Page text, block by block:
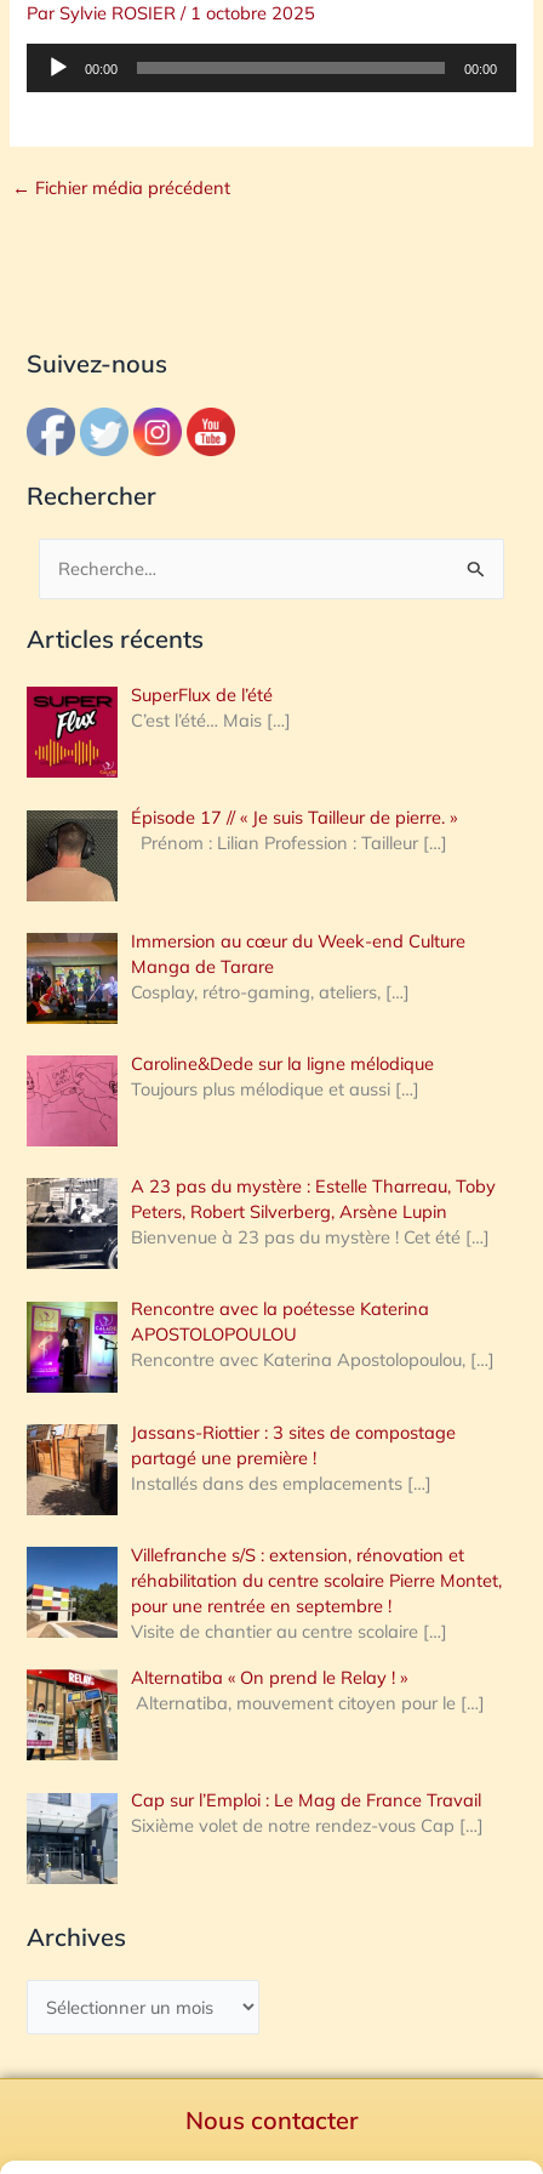
ParSylvie ROSIER/ 1 octobre 2025
Lecteur
00:00 00:00
← Fichier média précédent
Suivez-nous
Rechercher
c
e
r
c
h
e
:
Articles récents
SuperFlux de l’été
C’est l’été… Mais […]
Épisode 17 // « Je suis Tailleur de pierre. »
Prénom : Lilian Profession : Tailleur […]
Immersion au cœur du Week-end Culture
Manga de Tarare
Cosplay, rétro-gaming, ateliers, […]
Caroline&Dede sur la ligne mélodique
Toujours plus mélodique et aussi […]
A 23 pas du mystère : Estelle Tharreau, Toby
Peters, Robert Silverberg, Arsène Lupin
Bienvenue à 23 pas du mystère ! Cet été […]
Rencontre avec la poétesse Katerina
APOSTOLOPOULOU
Rencontre avec Katerina Apostolopoulou, […]
Jassans-Riottier : 3 sites de compostage
partagé une première !
Installés dans des emplacements […]
Villefranche s/S : extension, rénovation et
réhabilitation du centre scolaire Pierre Montet,
pour une rentrée en septembre !
Visite de chantier au centre scolaire […]
Alternatiba « On prend le Relay ! »
Alternatiba, mouvement citoyen pour le […]
Cap sur l’Emploi : Le Mag de France Travail
Sixième volet de notre rendez-vous Cap […]
Archives
Nous contacter